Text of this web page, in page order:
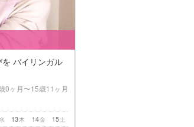
バイリンガル
0ヶ月〜15歳11ヶ月
木
13 金
14 土
15